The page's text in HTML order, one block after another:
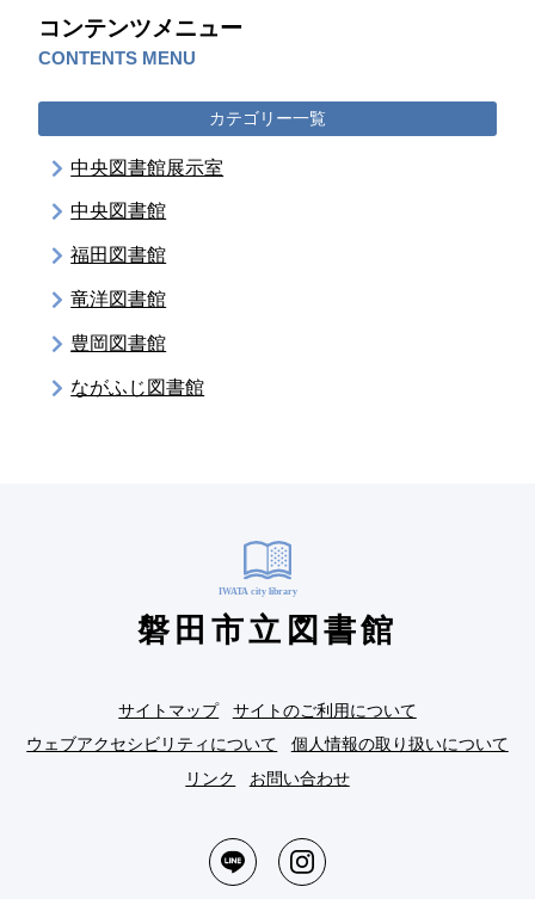
コンテンツメニュー
CONTENTS MENU
カテゴリー一覧
中央図書館展示室
中央図書館
福田図書館
竜洋図書館
豊岡図書館
ながふじ図書館
磐田市立図書館
サイトマップ
サイトのご利用について
ウェブアクセシビリティについて
個人情報の取り扱いについて
リンク
お問い合わせ